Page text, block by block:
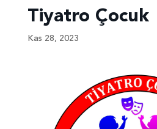
Tiyatro Çocuk
Kas 28, 2023